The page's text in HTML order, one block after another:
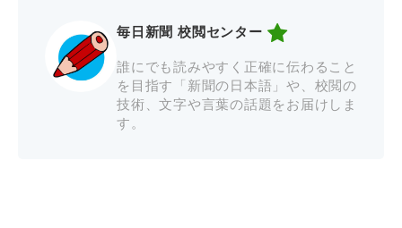
毎日新聞 校閲センター
誰にでも読みやすく正確に伝わること
を目指す「新聞の日本語」や、校閲の
技術、文字や言葉の話題をお届けしま
す。